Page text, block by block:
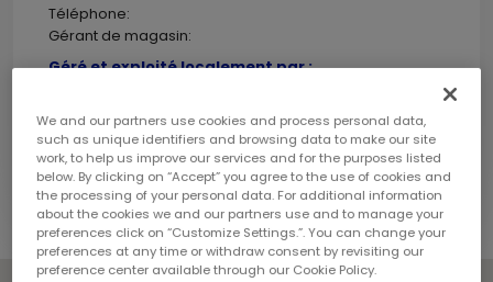
Téléphone:
Gérant de magasin:
Géré et exploité localement par :
Communiquez avec le centre pour les heures de
service.
We and our partners use cookies and process personal data,
such as unique identifiers and browsing data to make our site
work, to help us improve our services and for the purposes listed
below. By clicking on “Accept” you agree to the use of cookies and
the processing of your personal data. For additional information
about the cookies we and our partners use and to manage your
preferences click on “Customize Settings.”. You can change your
preferences at any time or withdraw consent by revisiting our
preference center available through our Cookie Policy.